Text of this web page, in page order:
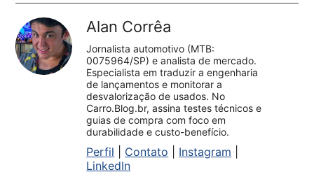
Alan Corrêa
Jornalista automotivo (MTB:
0075964/SP) e analista de mercado.
Especialista em traduzir a engenharia
de lançamentos e monitorar a
desvalorização de usados. No
Carro.Blog.br, assina testes técnicos e
guias de compra com foco em
durabilidade e custo-benefício.
Perfil Contato Instagram
LinkedIn